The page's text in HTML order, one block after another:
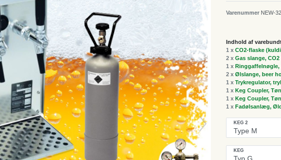
Varenummer NEW-
Indhold af
1 x CO2-flaske
2 x Gas slange,
1 x
2 x Ølslange, beer
1 x Trykregulator,
1 x Keg Coupler,
1 x Keg Coupler,
1 x Fadølsanlæg,
KEG 2
KEG